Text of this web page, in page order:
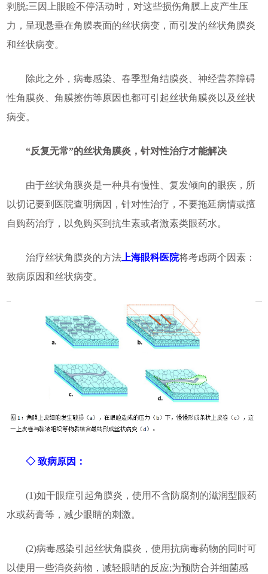
剥脱;三因上眼睑不停活动时，对这些损伤角膜上皮产生压
力，呈现悬垂在角膜表面的丝状病变，而引发的丝状角膜炎
和丝状病变。
除此之外，病毒感染、春季型角结膜炎、神经营养障碍
性角膜炎、角膜擦伤等原因也都可引起丝状角膜炎以及丝状
病变。
“反复无常”的丝状角膜炎，针对性治疗才能解决
由于丝状角膜炎是一种具有慢性、复发倾向的眼疾，所
以切记要到医院查明病因，针对性治疗，不要拖延病情或擅
自购药治疗，以免购买到抗生素或者激素类眼药水。
治疗丝状角膜炎的方法上海眼科医院将考虑两个因素：
致病原因和丝状病变。
◇ 致病原因：
(1)如干眼症引起角膜炎，使用不含防腐剂的滋润型眼药
水或药膏等，减少眼睛的刺激。
(2)病毒感染引起丝状角膜炎，使用抗病毒药物的同时可
以使用一些消炎药物，减轻眼睛的反应;为预防合并细菌感